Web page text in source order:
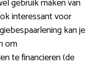
gebruik maken van
interessant voor
kan je
om
te financieren (de